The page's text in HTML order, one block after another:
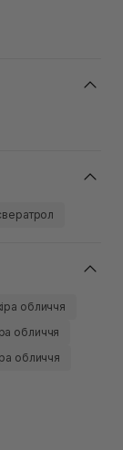
обличчя
обличчя
обличчя